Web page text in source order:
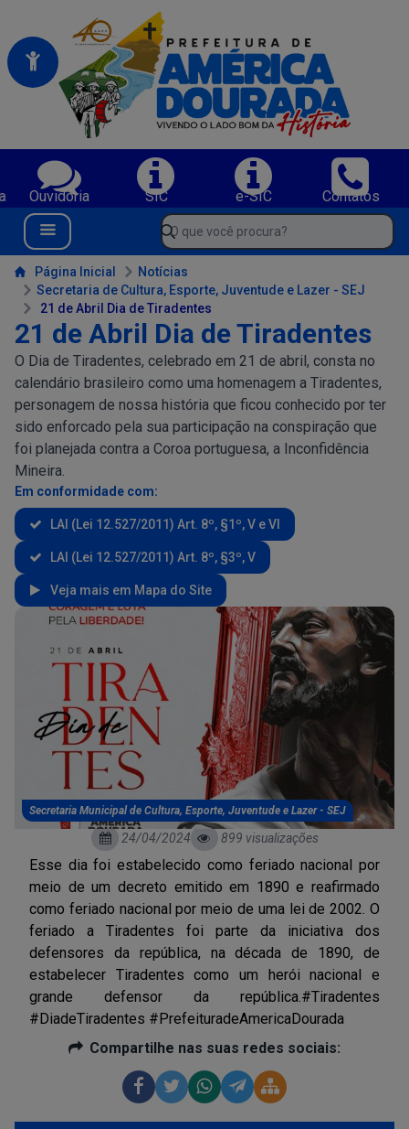
Portal da Prefeitura Municipal de America Dourada-BA
Serviços da Prefeitura Municipal de America Dourada-BA;
Ouvidoria SIC e-SIC
Contatos
Navegue pelo portal da Prefeitura de America Dourada-BA
Menu Bar
O que você procura?
Conteúdo da Prefeitura de America Dourada-BA
Página Inicial
Notícias
Secretaria de Cultura, Esporte, Juventude e Lazer - SEJ
21 de Abril Dia de Tiradentes
21 de Abril Dia de Tiradentes
O Dia de Tiradentes, celebrado em 21 de abril, consta no
calendário brasileiro como uma homenagem a Tiradentes,
personagem de nossa história que ficou conhecido por ter
sido enforcado pela sua participação na conspiração que
foi planejada contra a Coroa portuguesa, a Inconfidência
Mineira.
Em conformidade com:
LAI (Lei 12.527/2011) Art. 8º, §1º, V e VI
LAI (Lei 12.527/2011) Art. 8º, §3º, V
Veja mais em Mapa do Site
Secretaria Municipal de Cultura, Esporte, Juventude e Lazer - SEJ
24/04/2024 899 visualizações
Esse dia foi estabelecido como feriado nacional por
meio de um decreto emitido em 1890 e reafirmado
como feriado nacional por meio de uma lei de 2002. O
feriado a Tiradentes foi parte da iniciativa dos
defensores da república, na década de 1890, de
estabelecer Tiradentes como um herói nacional e
grande defensor da república.#Tiradentes
#DiadeTiradentes #PrefeituradeAmericaDourada
Compartilhe nas suas redes sociais: